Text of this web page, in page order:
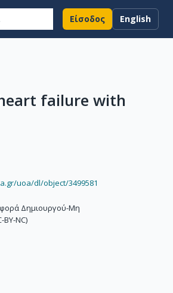
Είσοδος English
failure with
uoa/dl/object/3499581
Δημιουργού-Μη
NC)